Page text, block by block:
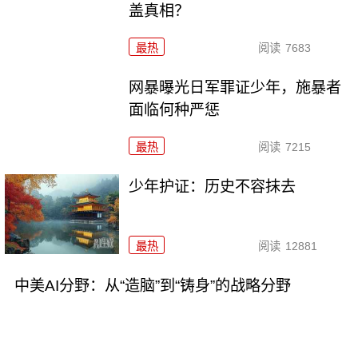
盖真相？
最热 阅读 7683
网暴曝光日军罪证少年，施暴者
面临何种严惩
最热 阅读 7215
少年护证：历史不容抹去
最热 阅读 12881
中美AI分野：从“造脑”到“铸身”的战略分野